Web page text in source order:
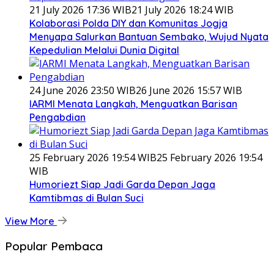
21 July 2026 17:36 WIB21 July 2026 18:24 WIB
Kolaborasi Polda DIY dan Komunitas Jogja
Menyapa Salurkan Bantuan Sembako, Wujud Nyata
Kepedulian Melalui Dunia Digital
24 June 2026 23:50 WIB26 June 2026 15:57 WIB
IARMI Menata Langkah, Menguatkan Barisan
Pengabdian
25 February 2026 19:54 WIB25 February 2026 19:54
WIB
Humoriezt Siap Jadi Garda Depan Jaga
Kamtibmas di Bulan Suci
View More
Popular Pembaca